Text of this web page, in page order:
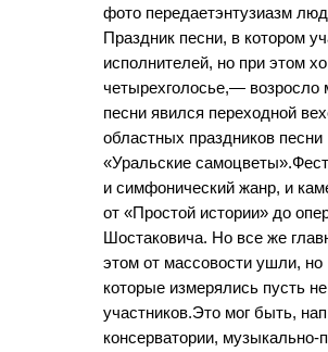
фото передаетэнтузиазм
Праздник песни, в котором
исполнителей, но при этом
четырехголосье,— возросло
песни явился переходной
областных праздников
«Уральские
и симфонический жанр, и
от «Простой истории» до
Шостаковича. Но все же
этом от массовости ушли,
которые измерялись пусть
участников.Это мог быть,
консерватории, музыкально-